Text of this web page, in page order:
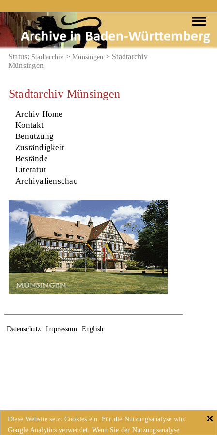
Status: Stadtarchiv >Münsingen > Stadtarchiv
Münsingen
Stadtarchiv Münsingen
Archiv Home
Kontakt
Benutzung
Zuständigkeit
Bestände
Literatur
Archivalienschau
Datenschutz Impressum English
Diese Website setzt Cookies ein. Für die Nutzungsanalyse wird
Google Analytics verwendet. Wenn Sie der Nutzungsanalyse